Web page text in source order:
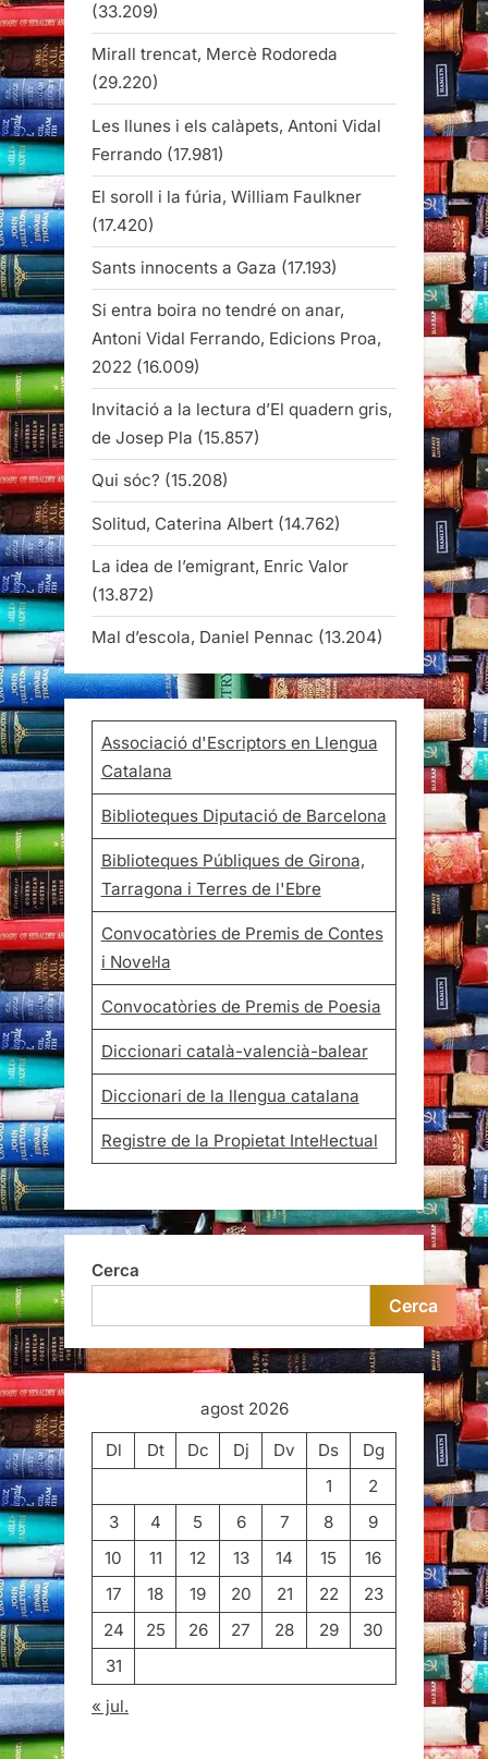
(33.209)
Mirall trencat, Mercè Rodoreda
(29.220)
Les llunes i els calàpets, Antoni Vidal
Ferrando (17.981)
El soroll i la fúria, William Faulkner
(17.420)
Sants innocents a Gaza (17.193)
Si entra boira no tendré on anar,
Antoni Vidal Ferrando, Edicions Proa,
2022 (16.009)
Invitació a la lectura d’El quadern gris,
de Josep Pla (15.857)
Qui sóc? (15.208)
Solitud, Caterina Albert (14.762)
La idea de l’emigrant, Enric Valor
(13.872)
Mal d’escola, Daniel Pennac (13.204)
Associació d'Escriptors en Llengua
Catalana
Biblioteques Diputació de Barcelona
Biblioteques Públiques de Girona,
Tarragona i Terres de l'Ebre
Convocatòries de Premis de Contes
i Novel·la
Convocatòries de Premis de Poesia
Diccionari català-valencià-balear
Diccionari de la llengua catalana
Registre de la Propietat Intel·lectual
Cerca
Cerca
agost 2026
Dl
Dt Dc Dj Dv Ds
Dg
1
2
3
4 5 6 7 8
9
10
11 12 13 14 15
16
17
18 19 20 21 22
23
24
25 26 27 28 29
30
31
« jul.